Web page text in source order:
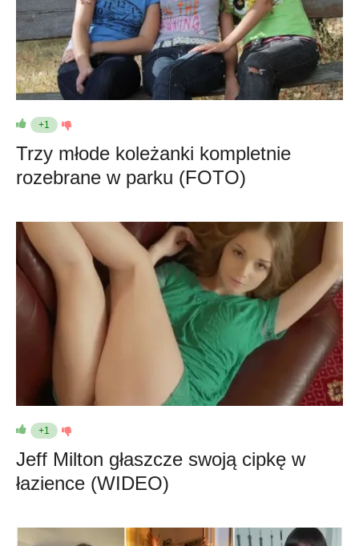
+1
Trzy młode koleżanki kompletnie
rozebrane w parku (FOTO)
+1
Jeff Milton głaszcze swoją cipkę w
łazience (WIDEO)